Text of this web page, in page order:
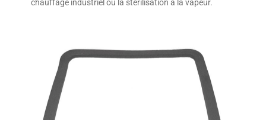
chauffage industriel ou la stérilisation à la vapeur.